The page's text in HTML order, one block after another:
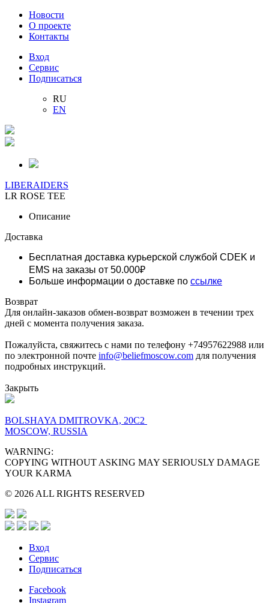
Новости
О проекте
Контакты
Вход
Сервис
Подписаться
RU
EN
LIBERAIDERS
LR ROSE TEE
Описание
Доставка
Бесплатная доставка курьерской службой CDEK и
EMS на заказы от 50.000₽
Больше информации о доставке по ссылке
Возврат
Для онлайн-заказов обмен-возврат возможен в течении трех
дней с момента получения заказа.
Пожалуйста, свяжитесь с нами по телефону +74957622988 или
по электронной почте info@beliefmoscow.com для получения
подробных инструкций.
Закрыть
BOLSHAYA DMITROVKA, 20C2
MOSCOW, RUSSIA
WARNING:
COPYING WITHOUT ASKING MAY SERIOUSLY DAMAGE
YOUR KARMA
© 2026 ALL RIGHTS RESERVED
Вход
Сервис
Подписаться
Facebook
Instagram